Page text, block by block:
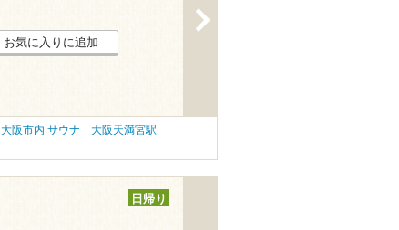
お気に入りに追加
大阪市内 サウナ
大阪天満宮駅
日帰り